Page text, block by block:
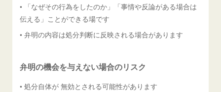
• 「なぜその行為をしたのか」「事情や反論がある場合は
伝える」ことができる場です
• 弁明の内容は処分判断に反映される場合があります
弁明の機会を与えない場合のリスク
• 処分自体が 無効とされる可能性があります